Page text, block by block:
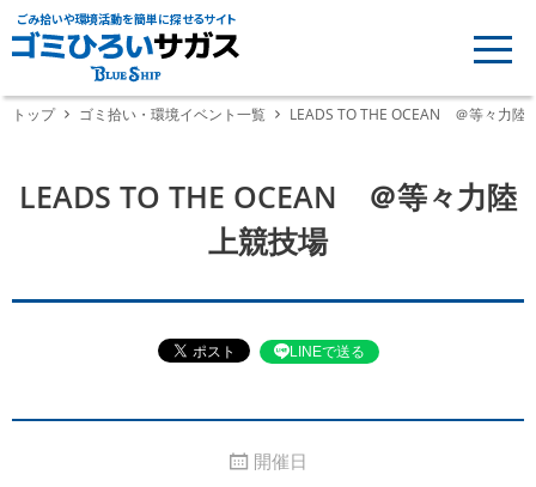
ごみ拾いや環境活動を簡単に探せるサイト
トップ ゴミ拾い・環境イベント一覧 LEADS TO THE OCEAN ＠等々力陸
LEADS TO THE OCEAN ＠等々力陸
上競技場
LINEで送る
開催日